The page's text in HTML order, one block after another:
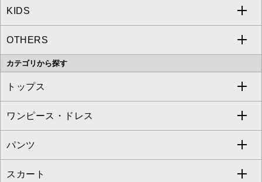
MICHEL KLEIN
MK MICHEL KLEIN
OFUON le MK
a.v.v
MICHEL KLEIN HOMME
MK MICHEL KLEIN HOMME
KIDS
a.v.v
OTHERS
MK MICHEL KLEIN BAG
カテゴリから探す
トップス
すべてのトップス
カットソー・Tシャツ
ブラウス・シャツ
ワンピース・ドレス
すべてのワンピース・ドレス
ワンピース
パンツ
すべてのパンツ
スカート